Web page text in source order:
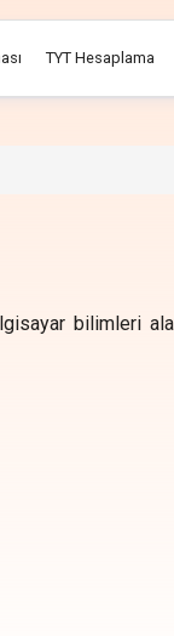
TYT Hesaplama
bilimleri